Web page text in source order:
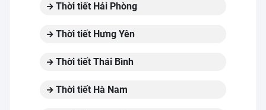
Thời tiết Hải Phòng
Thời tiết Hưng Yên
Thời tiết Thái Bình
Thời tiết Hà Nam